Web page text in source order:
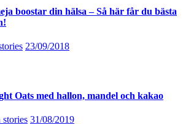
boostar din hälsa – Så här får du bästa
23/09/2018
Oats med hallon, mandel och kakao
31/08/2019